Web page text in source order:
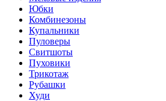
Юбки
Комбинезоны
Купальники
Пуловеры
Свитшоты
Пуховики
Трикотаж
Рубашки
Худи